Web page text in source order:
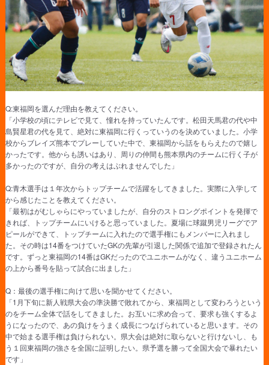
Q:東福岡を選んだ理由を教えてください。
「小学校の頃にテレビで見て、憧れを持っていたんです。松田天馬君の代や中
島賢星君の代を見て、絶対に東福岡に行くっていうのを決めていました。小学
校からブレイズ熊本でプレーしていた中で、東福岡から話をもらえたので嬉し
かったです。他からも誘いはあり、周りの仲間も熊本県内のチームに行く子が
多かったのですが、自分の考えはぶれませんでした」
Q:青木選手は１年次からトップチームで活躍をしてきました。実際に入学して
から感じたことを教えてください。
「最初はがむしゃらにやっていましたが、自分のストロングポイントを発揮で
きれば、トップチームにいけると思っていました。夏場に球蹴男児リーグでア
ピールができて、トップチームに入れたので選手権にもメンバーに入れまし
た。その時は14番をつけていたGKの先輩が引退した関係で追加で登録されたん
です。ずっと東福岡の14番はGKだったのでユニホームがなく、違うユニホーム
の上から番号を貼って試合に出ました」
Q：最後の選手権に向けて思いを聞かせてください。
「1月下旬に新人戦県大会の準決勝で敗れてから、東福岡として変わろうという
のをチーム全体で話をしてきました。お互いに求め合って、要求も強くするよ
うになったので、あの負けをうまく成長につなげられていると思います。その
中で始まる選手権は負けられない。県大会は絶対に取らないと行けないし、も
う１回東福岡の強さを全国に証明したい。県予選を勝って全国大会で暴れたい
です」